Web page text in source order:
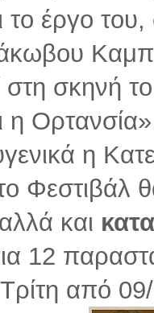
το έργο
στη σκηνή
η
η
Φεστιβάλ
και
12
Τρίτη από